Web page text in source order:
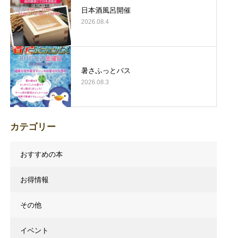
日本酒風呂開催
2026.08.4
暑さふっとバス
2026.08.3
カテゴリー
おすすめの本
お得情報
その他
イベント